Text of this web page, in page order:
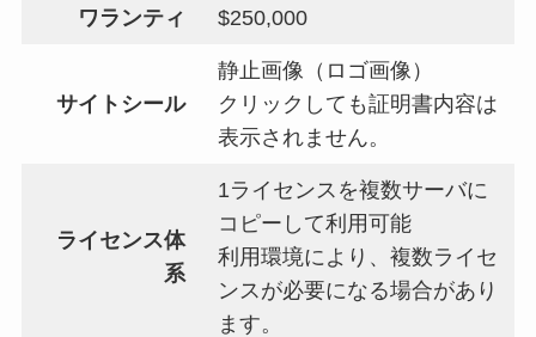
ワランティ $250,000
サイトシール
静止画像（ロゴ画像）
クリックしても証明書内容は
表示されません。
ライセンス体
系
1ライセンスを複数サーバに
コピーして利用可能
利用環境により、複数ライセ
ンスが必要になる場合があり
ます。